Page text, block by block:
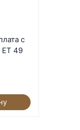
с
49